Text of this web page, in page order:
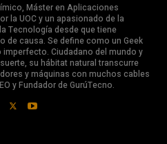
Máster en Aplicaciones
la UOC y un apasionado de la
Tecnología desde que tiene
de causa. Se define como un Geek
imperfecto. Ciudadano del mundo y
su hábitat natural transcurre
y máquinas con muchos cables
y Fundador de GurúTecno.